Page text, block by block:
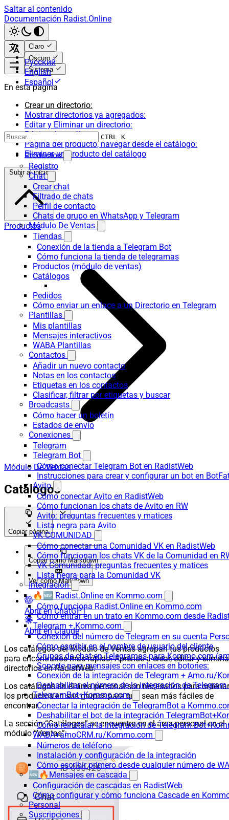
Saltar al contenido
Documentación Radist.Online
Claro
Oscuro
Sistema
Русский
English
Español
CTRL K
Productos
Registro
Chat
Crear chat
Filtrado de chats
Perfil de contacto
Chats de grupo en WhatsApp y Telegram
Módulo De Ventas
Tiendas
Conexión de la tienda a Telegram Bot
Cómo funciona la tienda de telegramas
Productos (módulo de ventas)
Catálogos
Pedidos
Cómo enviar un enlace a un Directorio en Telegram
Plantillas
Mis plantillas
Mensajes interactivos
WABA Plantillas
Contactos
Añadir un nuevo contacto
Notas en los contactos
Etiquetas en los contactos
Clasificar, filtrar por etiquetas y buscar
Broadcasts
Cómo hacer un boletín
Estados de envío
Conexiones
Telegram
Telegram Bot
Cómo conectar Telegram Bot en RadistWeb
Instrucciones para crear y configurar un bot en
Avito
Cómo conectar Avito en RadistWeb
Cómo funcionan los chats de Avito en RW
Avito: preguntas frecuentes y matices
Lista negra para Avito
VK COMUNIDAD
Cómo conectar una Comunidad VK en RadistWeb
Cómo funcionan los chats VK de la Comunidad en
VK Comunidad: preguntas frecuentes y matices
Lista negra para la Comunidad VK
Integración
🔥🆕 Radist.Online en Kommo.com
Cómo funciona Radist.Online en Kommo.com
Cómo entrar en un trato en Kommo.com desde
Telegram + Kommo.com
Conexión del número de Telegram en su cuenta
Cómo escribir en el nombre de usuario del cliente
Grupos de chat en Telegramas para Kommo.com
Soporte para mensajes con enlaces en botones:
Conexión de la integración de Telegram + Amo.ru/
Deshabilitar el número de la integración de
TelegramBot+Kommo.com
Conectar la integración de TelegramBot a
Deshabilitar el bot de la integración
Cómo reinstalar la integración de Telegram
WABA+amoCRM.ru/Kommo.com
Números de teléfono
Instalación y configuración de la integración
Cómo escribir primero desde cualquier número de
🆕🔥Mensajes en cascada
Configuración de cascadas en RadistWeb
Cómo configurar y cómo funciona Cascade en
Personal
Suscripciones
En esta página
Crear un directorio:
Mostrar directorios ya agregados:
Editar y Eliminar un directorio:
Página de catálogo:
Página del producto, navegar desde el catálogo:
Eliminar un producto del catálogo
Subir al inicio
Productos
Módulo De Ventas
Catálogos
Copiar página
Copiar como Markdown
Ver como Markdown
Abrir en ChatGPT
Abrir en Claude
Los catálogos del Módulo de Ventas agrupan tus productos
para encontrarlos más rápido. Aprende a crear, editar y
directorios en RadistWeb.
Los catálogos en el área personal son necesarios para ordenar
los productos en sus grupos para que sean más fáciles de
encontrar.
La sección “Catálogos” se encuentra en el área personal en el
módulo “Ventas”: